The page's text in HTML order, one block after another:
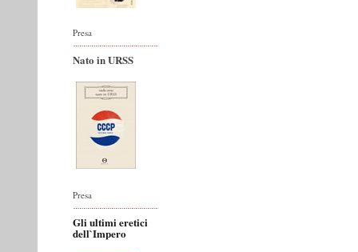
Presa
Nato in URSS
Presa
Gli ultimi eretici
dell`Impero